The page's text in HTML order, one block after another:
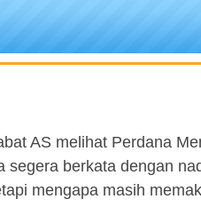
AS melihat Perdana
berkata dengan
mengapa masih